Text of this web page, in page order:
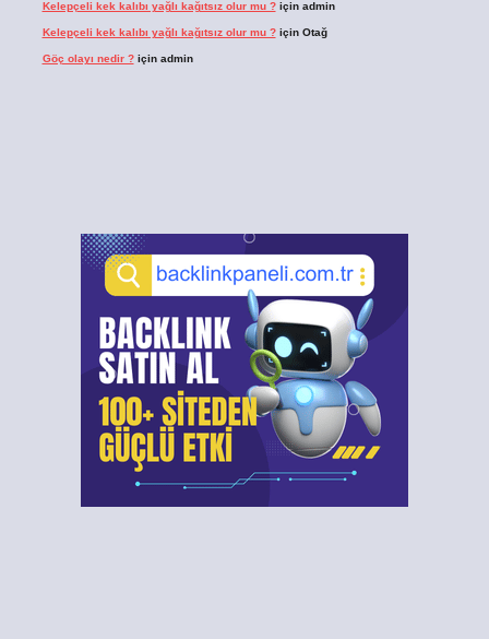
Kelepçeli kek kalıbı yağlı kağıtsız olur mu ?için admin
Kelepçeli kek kalıbı yağlı kağıtsız olur mu ?için Otağ
Göç olayı nedir ?için admin